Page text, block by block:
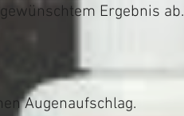
Ergebnis ab.
Augenaufschlag.